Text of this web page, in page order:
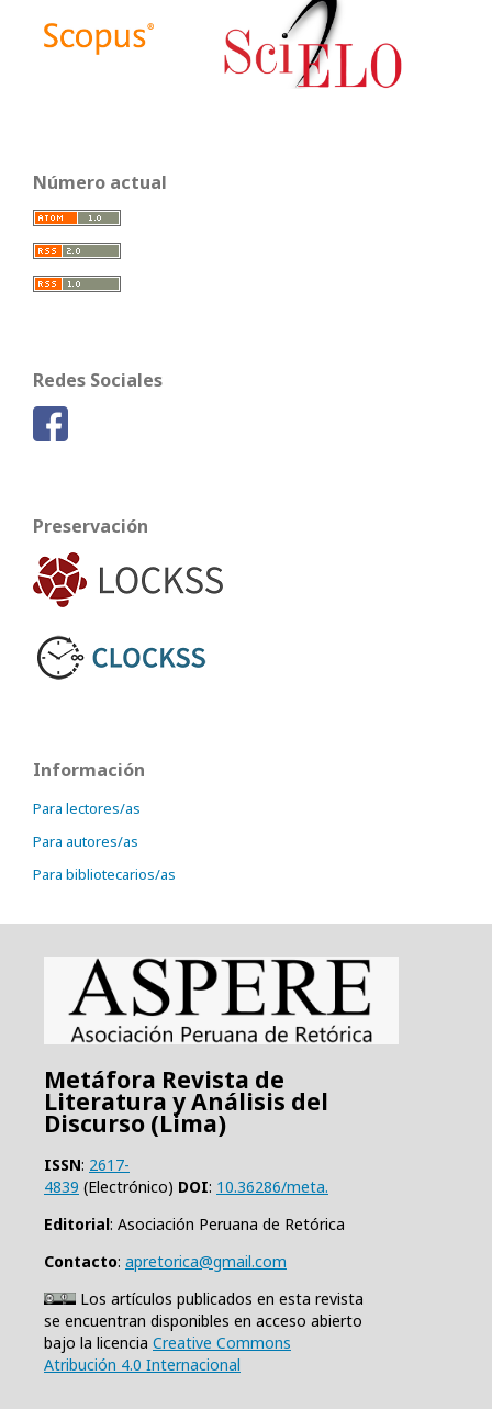
Número actual
Redes Sociales
Preservación
Información
Para lectores/as
Para autores/as
Para bibliotecarios/as
Metáfora Revista de
Literatura y Análisis del
Discurso (Lima)
ISSN: 2617-
4839 (Electrónico) DOI: 10.36286/meta.
Editorial: Asociación Peruana de Retórica
Contacto: apretorica@gmail.com
Los artículos publicados en esta revista
se encuentran disponibles en acceso abierto
bajo la licencia Creative Commons
Atribución 4.0 Internacional